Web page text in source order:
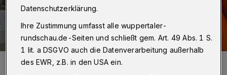
OB Mucke auf Küllenhahn.
Datenschutzerklärung.
Ihre Zustimmung umfasst alle wuppertaler-
rundschau.de-Seiten und schließt gem. Art. 49 Abs. 1 S.
1 lit. a DSGVO auch die Datenverarbeitung außerhalb
des EWR, z.B. in den USA ein.